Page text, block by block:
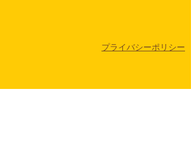
​プライバシーポリシー